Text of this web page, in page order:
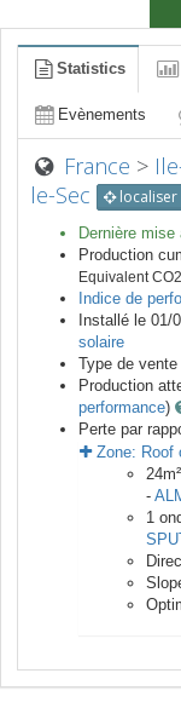
Statistics
Evènements
France >
le-Sec
localiser
Dernière
Production
Equivalent
Indice de
Installé le 01/
solaire
Type de vente
Production
performance)
Perte par
Zone: Roof
24m²
-
1